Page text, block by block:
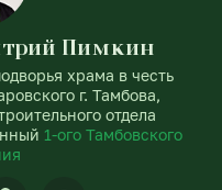
Пимкин
храма в честь
г. Тамбова,
отдела
1-ого Тамбовского